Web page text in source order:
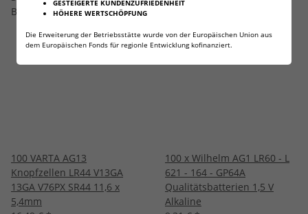
GESTEIGERTE KUNDENZUFRIEDENHEIT
HÖHERE WERTSCHÖPFUNG
Die Erweiterung der Betriebsstätte wurde von der Europäischen Union aus
dem Europäischen Fonds für regionle Entwicklung kofinanziert.
Bestseller
100 VARTA AG13
Knopfzellen LR44 V13GA
13GA V76PX SR44 11,6 x
5,4mm
100 x Wilhelm AG1 LR60 - L
621 - 164 - GP64A
Qualitätsbatterien 1,5 V
Alkaline